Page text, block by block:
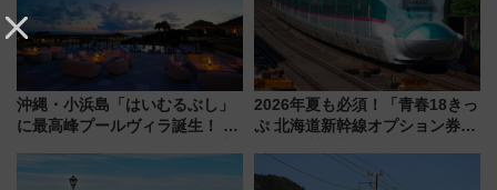
沖縄・小浜島「はいむるぶし」
に最高峰プールヴィラ誕生！ 石
美旅「何もしない贅沢」を体験
2026年夏も必須！「青春18きっ
ぷ 北海道新幹線オプション券」
の罠